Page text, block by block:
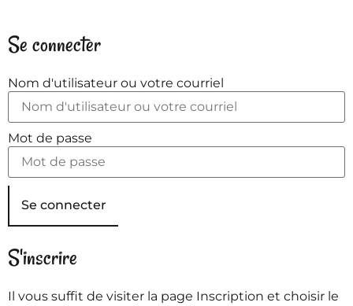
Se connecter
Nom d'utilisateur ou votre courriel
Mot de passe
Se connecter
S'inscrire
Il vous suffit de visiter la page Inscription et choisir le